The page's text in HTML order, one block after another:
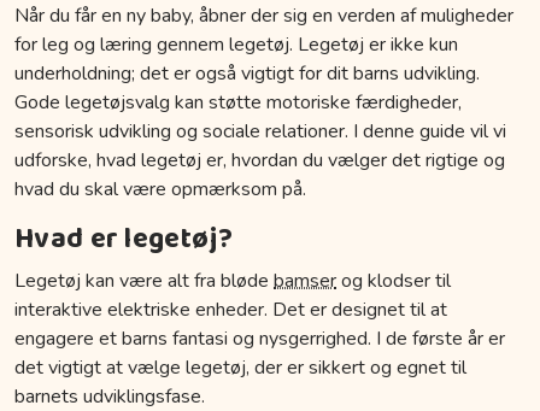
Når du får en ny baby, åbner der sig en verden af muligheder
for leg og læring gennem legetøj. Legetøj er ikke kun
underholdning; det er også vigtigt for dit barns udvikling.
Gode legetøjsvalg kan støtte motoriske færdigheder,
sensorisk udvikling og sociale relationer. I denne guide vil vi
udforske, hvad legetøj er, hvordan du vælger det rigtige og
hvad du skal være opmærksom på.
Hvad er legetøj?
Legetøj kan være alt fra bløde bamserog klodser til
interaktive elektriske enheder. Det er designet til at
engagere et barns fantasi og nysgerrighed. I de første år er
det vigtigt at vælge legetøj, der er sikkert og egnet til
barnets udviklingsfase.